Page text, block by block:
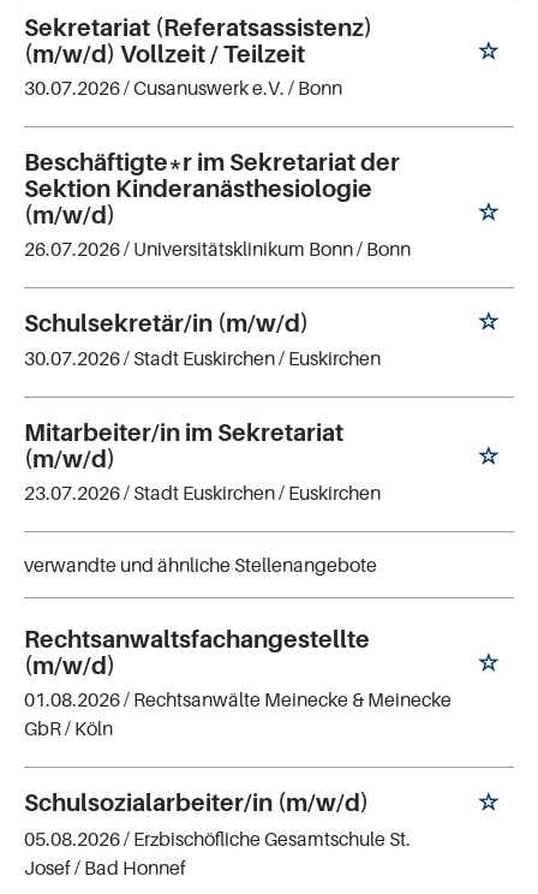
Sekretariat (Referatsassistenz)
(m/w/d) Vollzeit / Teilzeit
30.07.2026 /Cusanuswerk e.V. / Bonn
Beschäftigte*r im Sekretariat der
Sektion Kinderanästhesiologie
(m/w/d)
26.07.2026 / Universitätsklinikum Bonn/ Bonn
Schulsekretär/in (m/w/d)
30.07.2026 / Stadt Euskirchen/ Euskirchen
Mitarbeiter/in im Sekretariat
(m/w/d)
23.07.2026 / Stadt Euskirchen/ Euskirchen
verwandte und ähnliche Stellenangebote
Rechtsanwaltsfachangestellte
(m/w/d)
01.08.2026 / Rechtsanwälte Meinecke & Meinecke
GbR/ Köln
Schulsozialarbeiter/in (m/w/d)
05.08.2026 / Erzbischöfliche Gesamtschule St.
Josef/ Bad Honnef